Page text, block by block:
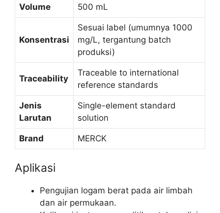
Volume 500 mL
Konsentrasi
Sesuai label (umumnya 1000
mg/L, tergantung batch
produksi)
Traceability
Traceable to international
reference standards
Jenis
Larutan
Single-element standard
solution
Brand MERCK
Aplikasi
Pengujian logam berat pada air limbah
dan air permukaan.